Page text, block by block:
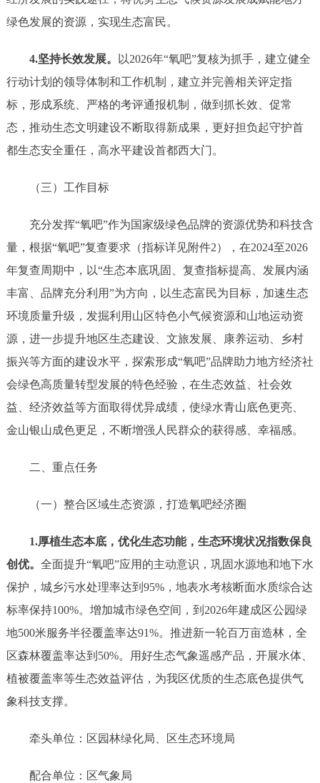
绿色发展的资源， 实现生态富民。
4.坚持长效发展。 以2026年“氧吧”复核为抓手，建立健全
行动计划的领导体制和工作机制，建立并完善相关评定指
标，形成系统、严格的考评通报机制，做到抓长效、促常
态，推动生态文明建设不断取得新成果，更好担负起守护首
都生态安全重任，高水平建设首都西大门。
（三）工作目标
充分发挥“氧吧”作为国家级绿色品牌的资源优势和科技含
量， 根据“氧吧”复查要求（指标详见附件2），在2024至2026
年复查周期中，以“生态本底巩固、复查指标提高、发展内涵
丰富、品牌充分利用”为方向，以生态富民为目标， 加速生态
环境质量升级， 发掘利用山区特色小气候资源和山地运动资
源，进一步提升地区生态建设、文旅发展、康养运动 、乡村
振兴等方面的建设水平， 探索形成“氧吧”品牌助力地方经济社
会绿色高质量转型发展的特色经验，在生态效益、社会效
益、经济效益等方面取得优异成绩，使绿水青山底色更亮、
金山银山成色更足， 不断增强人民群众的获得感、幸福感。
二、重点任务
（一）整合区域生态资源，打造氧吧经济圈
1.厚植生态本底，优化生态功能，生态环境状况指数保良
创优。 全面提升“氧吧”应用的主动意识，巩固水源地和地下水
保护，城乡污水处理率达到95%，地表水考核断面水质综合达
标率保持100%。增加城市绿色空间，到2026年建成区公园绿
地500米服务半径覆盖率达91%。推进新一轮百万亩造林，全
区森林覆盖率达到50%。用好生态气象遥感产品，开展水体、
植被覆盖率等生态效益评估，为我区优质的生态底色提供气
象科技支撑。
牵头单位：区园林绿化局、区生态环境局
配合单位：区气象局